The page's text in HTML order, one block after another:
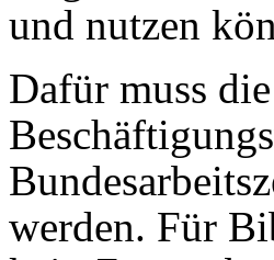
und nutzen
Dafür muss
werden. Für